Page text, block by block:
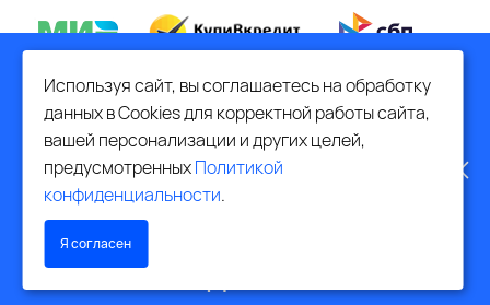
МЫ ПЕРЕЕЗЖАЕМ! С 21 ИЮЛЯ
МАГАЗИН БУДЕТ РАБОТАТЬ
ПО НОВОМУ АДРЕСУ.
ПОДРОБНАЯ ИНФОРМАЦИЯ
О ПЕРЕЕЗДЕ ПО ССЫЛКЕ
При возникновении ситуаций, для решения которых
необходимо участие руководителя, свяжитесь с
генеральным директором
Используя сайт, вы соглашаетесь на обработку
данных в Cookies для корректной работы сайта,
вашей персонализации и других целей,
предусмотренныхПолитикой
конфиденциальности.
Я согласен